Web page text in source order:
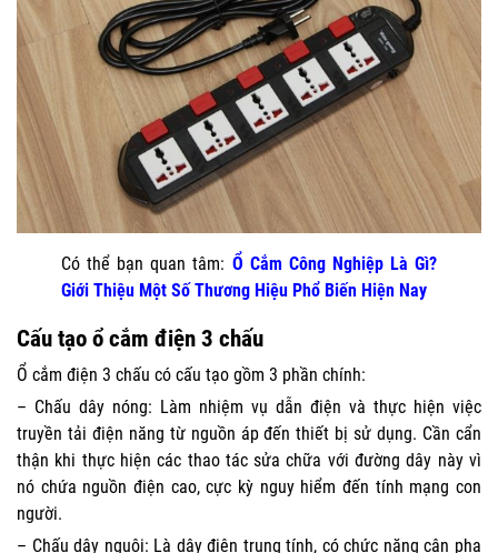
Có thể bạn quan tâm: Ổ Cắm Công Nghiệp Là Gì?
Giới Thiệu Một Số Thương Hiệu Phổ Biến Hiện Nay
Cấu tạo ổ cắm điện 3 chấu
Ổ cắm điện 3 chấu có cấu tạo gồm 3 phần chính:
– Chấu dây nóng: Làm nhiệm vụ dẫn điện và thực hiện việc
truyền tải điện năng từ nguồn áp đến thiết bị sử dụng. Cần cẩn
thận khi thực hiện các thao tác sửa chữa với đường dây này vì
nó chứa nguồn điện cao, cực kỳ nguy hiểm đến tính mạng con
người.
– Chấu dây nguội: Là dây điện trung tính, có chức năng cân pha